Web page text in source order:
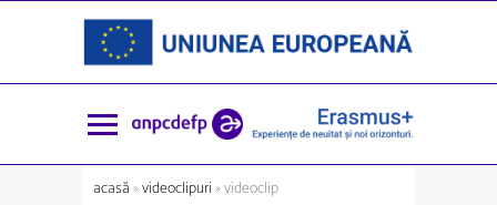
acasă»videoclipuri» videoclip